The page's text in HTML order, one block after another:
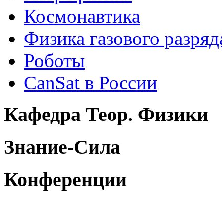
Космонавтика
Физика газового
Роботы
CanSat в России
Кафедра Теор. Физики
Знание-Сила
Конференции